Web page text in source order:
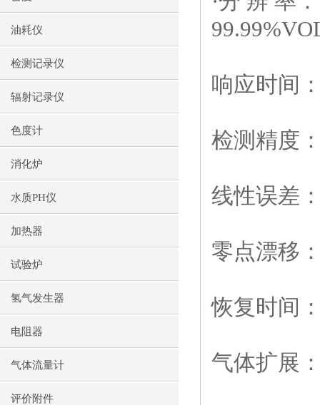
油耗仪
检测记录仪
辐射记录仪
色度计
消化炉
水质PH仪
加热器
试验炉
氢气发生器
电阻器
气体流量计
评价附件
响应时间
检测精度
线性误差
零点漂移
恢复时间
气体扩展